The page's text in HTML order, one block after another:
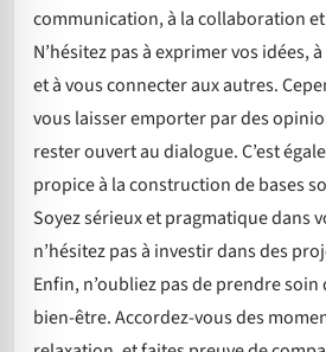
communication, à la collaboration
N’hésitez pas à exprimer vos idées,
et à vous connecter aux autres.
vous laisser emporter par des
rester ouvert au dialogue. C’est
propice à la construction de bases
Soyez sérieux et pragmatique dans
n’hésitez pas à investir dans des
Enfin, n’oubliez pas de prendre
bien-être. Accordez-vous des